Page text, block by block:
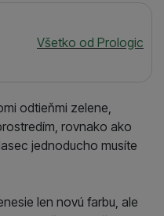
Všetko od Prologic
odtieňmi zelene,
rovnako ako
jednoducho musíte
len novú farbu, ale